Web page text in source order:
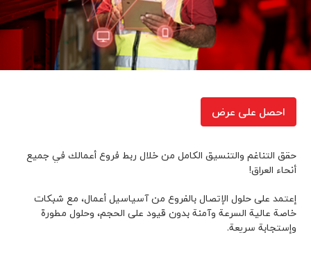
الخط الثابت
تکنولوجیا المعلومات والإتصالات
المساعدة
احصل على عرض
حقق التناغم والتنسيق الكامل من خلال ربط فروع أعمالك في جميع
أنحاء العراق!
إعتمد على حلول الإتصال بالفروع من آسياسيل أعمال، مع شبكات
خاصة عالية السرعة وآمنة بدون قيود على الحجم، وحلول مطورة
وإستجابة سريعة.